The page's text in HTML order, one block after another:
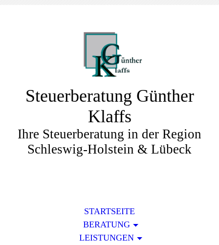
Steuerberatung Günther
Klaffs
Ihre Steuerberatung in der Region
Schleswig-Holstein & Lübeck
STARTSEITE
BERATUNG
LEISTUNGEN